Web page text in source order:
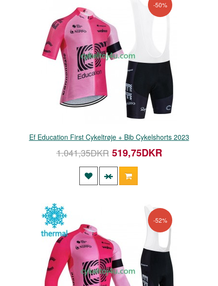
-50%
Ef Education First Cykeltrøje + Bib Cykelshorts 2023
1.041,35DKR 519,75DKR
-52%